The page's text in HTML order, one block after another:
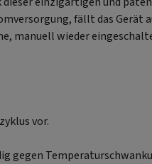
fällt das Gerät
manuell wieder
vor.
gegen